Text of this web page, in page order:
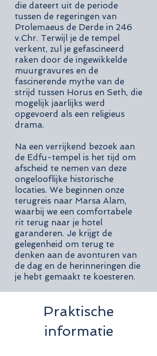
die dateert uit de periode
tussen de regeringen van
Ptolemaeus de Derde in 246
v.Chr. Terwijl je de tempel
verkent, zul je gefascineerd
raken door de ingewikkelde
muurgravures en de
fascinerende mythe van de
strijd tussen Horus en Seth, die
mogelijk jaarlijks werd
opgevoerd als een religieus
drama.
Na een verrijkend bezoek aan
de Edfu-tempel is het tijd om
afscheid te nemen van deze
ongelooflijke historische
locaties. We beginnen onze
terugreis naar Marsa Alam,
waarbij we een comfortabele
rit terug naar je hotel
garanderen. Je krijgt de
gelegenheid om terug te
denken aan de avonturen van
de dag en de herinneringen die
je hebt gemaakt te koesteren.
Praktische
informatie